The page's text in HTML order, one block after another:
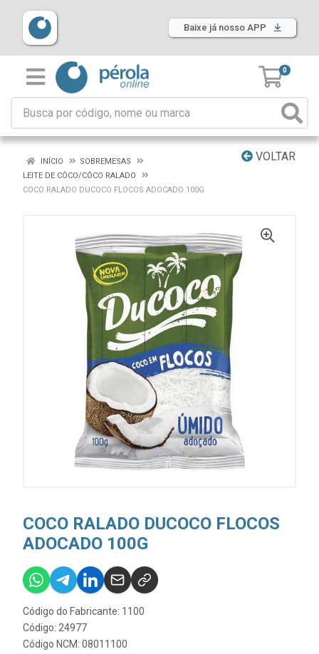
Baixe já nosso APP
0
VOLTAR
INÍCIO
SOBREMESAS
LEITE DE CÔCO/CÔCO RALADO
COCO RALADO DUCOCO FLOCOS ADOCADO 100G
COCO RALADO DUCOCO FLOCOS
ADOCADO 100G
Código do Fabricante: 1100
Código: 24977
Código NCM: 08011100